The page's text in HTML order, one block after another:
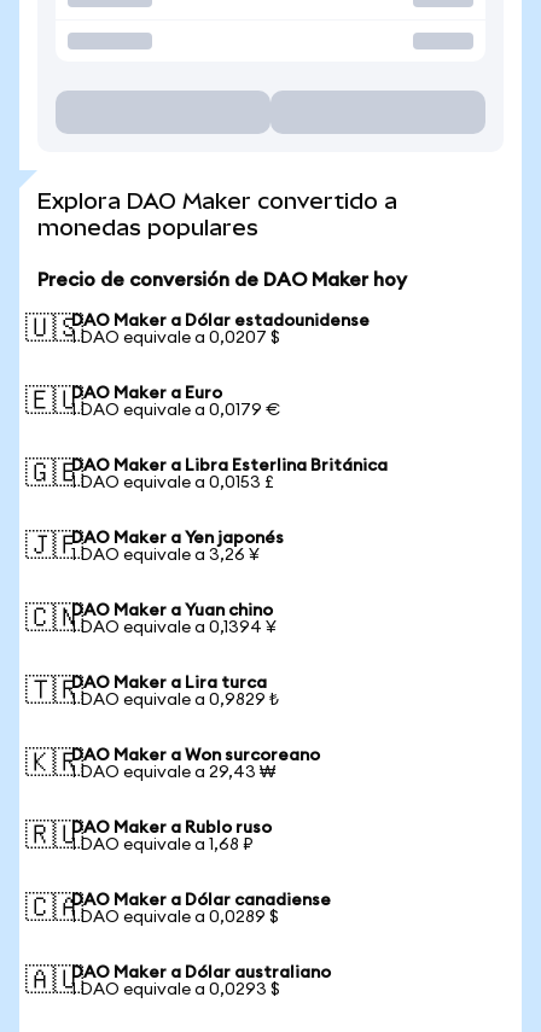
Explora DAO Maker convertido a
monedas populares
Precio de conversión de DAO Maker hoy
🇺🇸DAO Maker a Dólar estadounidense
1 DAO equivale a 0,0207 $
🇪🇺DAO Maker a Euro
1 DAO equivale a 0,0179 €
🇬🇧DAO Maker a Libra Esterlina Británica
1 DAO equivale a 0,0153 £
🇯🇵DAO Maker a Yen japonés
1 DAO equivale a 3,26 ¥
🇨🇳DAO Maker a Yuan chino
1 DAO equivale a 0,1394 ¥
🇹🇷DAO Maker a Lira turca
1 DAO equivale a 0,9829 ₺
🇰🇷DAO Maker a Won surcoreano
1 DAO equivale a 29,43 ₩
🇷🇺DAO Maker a Rublo ruso
1 DAO equivale a 1,68 ₽
🇨🇦DAO Maker a Dólar canadiense
1 DAO equivale a 0,0289 $
🇦🇺DAO Maker a Dólar australiano
1 DAO equivale a 0,0293 $